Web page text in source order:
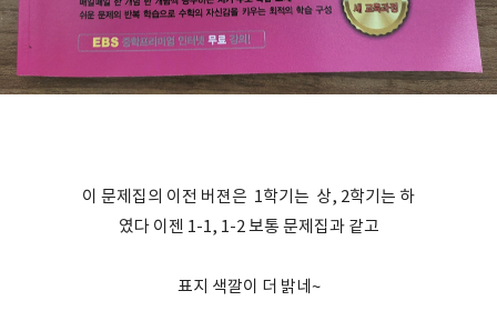
이 문제집의 이전 버젼은 1학기는 상, 2학기는 하
였다 이젠 1-1, 1-2 보통 문제집과 같고
표지 색깔이 더 밝네~